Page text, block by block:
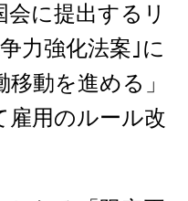
に提出するリ
力強化法案｣に
動を進める」
雇用のルール改